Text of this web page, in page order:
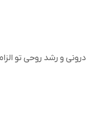
و رشد روحی تو